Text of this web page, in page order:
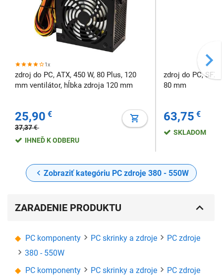
1x
zdroj do PC, ATX, 450 W, 80 Plus, 120
mm ventilátor, hĺbka zdroja 120 mm
25,90 €
37,37€
IHNEĎ K ODBERU
zdroj do PC,
80 mm
63,75 €
SKLADOM
Zobraziť kategóriu PC zdroje 380 - 550W
ZARADENIE PRODUKTU
PC komponenty PC skrinky a zdroje
PC zdroje
380 - 550W
PC komponenty
PC skrinky a zdroje
PC zdroje